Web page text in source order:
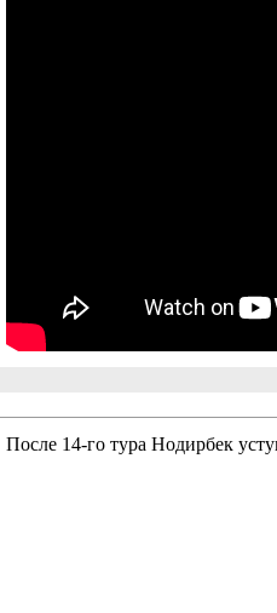
После 14-го тура Нодирбек